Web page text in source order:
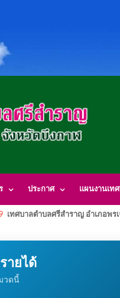
ประกาศ แผนงานเท
เทศบาลตำบลศรีสำราญ อำเภอพ
ายได้
วดนี้